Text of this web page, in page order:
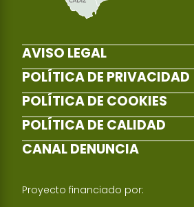
AVISO LEGAL
POLÍTICA DE PRIVACIDAD
POLÍTICA DE COOKIES
POLÍTICA DE CALIDAD
CANAL DENUNCIA
Proyecto financiado por: